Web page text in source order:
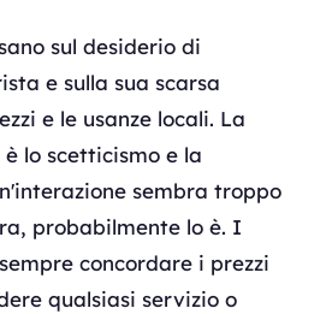
sul desiderio di
e sulla sua scarsa
e le usanze locali. La
lo scetticismo e la
sembra troppo
probabilmente lo è. I
concordare i prezzi
qualsiasi servizio o